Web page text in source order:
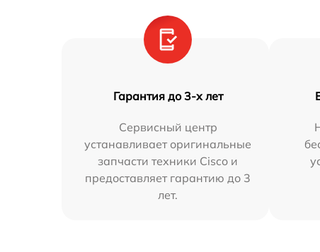
Гарантия до 3-х лет
Сервисный центр
устанавливает оригинальные
запчасти техники Cisco и
предоставляет гарантию до 3
лет.